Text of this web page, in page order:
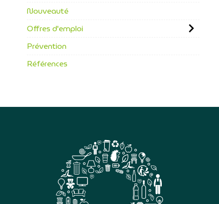
Nouveauté
Offres d'emploi
Prévention
Références